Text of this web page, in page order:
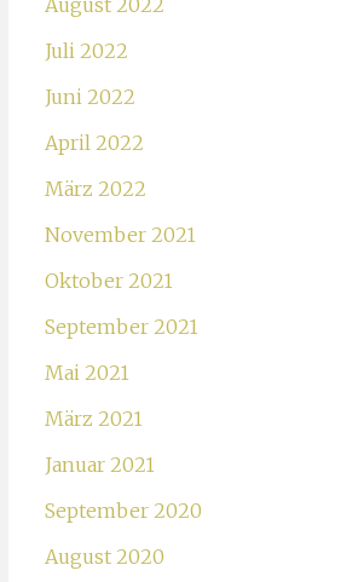
August 2022
Juli 2022
Juni 2022
April 2022
März 2022
November 2021
Oktober 2021
September 2021
Mai 2021
März 2021
Januar 2021
September 2020
August 2020